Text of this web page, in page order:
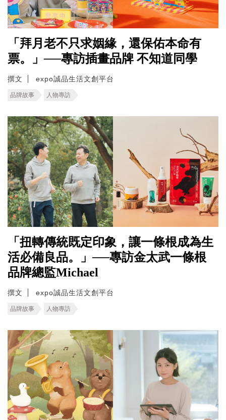
「拜月老不只求姻緣，還保佑本命有
票。」──專訪插畫品牌 不知道同學
撰文 expo誠品生活文創平台
品牌故事 人物專訪
「扭轉傳統既定印象，讓一條根成為生
活必備良品。」──專訪金太武一條根
品牌總監Michael
撰文 expo誠品生活文創平台
品牌故事 人物專訪